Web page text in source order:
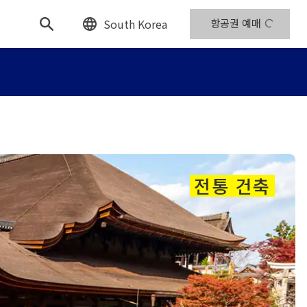
South Korea 항공권 예매
전통 건축